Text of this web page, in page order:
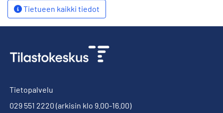
Tietueen kaikki tiedot
Tietopalvelu
029 551 2220 (arkisin klo 9.00-16.00)